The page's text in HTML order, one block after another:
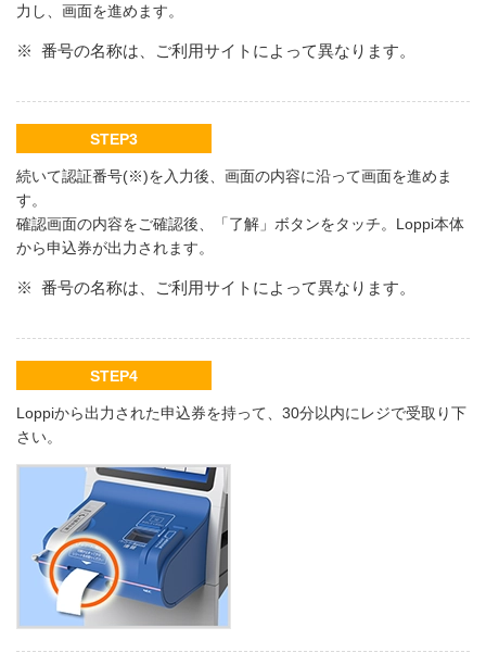
力し、画面を進めます。
※ 番号の名称は、ご利用サイトによって異なります。
STEP3
続いて認証番号(※)を入力後、画面の内容に沿って画面を進めま
す。
確認画面の内容をご確認後、「了解」ボタンをタッチ。Loppi本体
から申込券が出力されます。
※ 番号の名称は、ご利用サイトによって異なります。
STEP4
Loppiから出力された申込券を持って、30分以内にレジで受取り下
さい。